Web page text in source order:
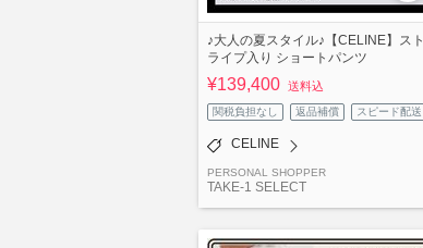
♪大人の夏スタイル♪【CELINE】スト
ライプ入り ショートパンツ
¥139,400 送料込
関税負担なし 返品補償 スピード配送
CELINE
PERSONAL SHOPPER
TAKE-1 SELECT